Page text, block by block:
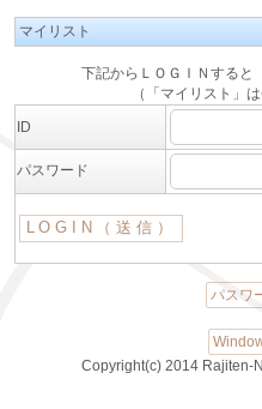
マイリスト
下記からＬＯＧＩＮすると
（「マイリスト」
ID
パスワード
パスワ
Copyright(c) 2014 Rajiten-